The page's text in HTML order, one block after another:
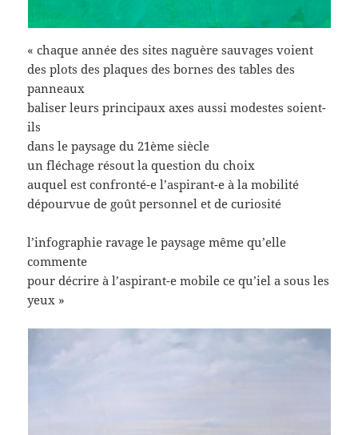
« chaque année des sites naguère sauvages voient
des plots des plaques des bornes des tables des
panneaux
baliser leurs principaux axes aussi modestes soient-
ils
dans le paysage du 21ème siècle
un fléchage résout la question du choix
auquel est confronté-e l’aspirant-e à la mobilité
dépourvue de goût personnel et de curiosité
l’infographie ravage le paysage même qu’elle
commente
pour décrire à l’aspirant-e mobile ce qu’iel a sous les
yeux »